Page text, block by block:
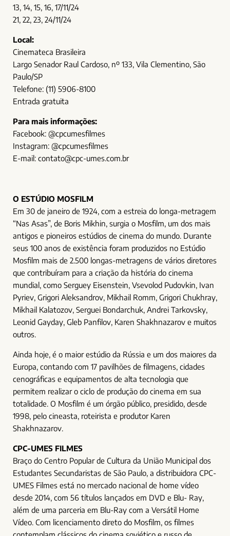
13, 14, 15, 16, 17/11/24
21, 22, 23, 24/11/24
Local:
Cinemateca Brasileira
Largo Senador Raul Cardoso, nº 133, Vila Clementino, São
Paulo/SP
Telefone: (11) 5906-8100
Entrada gratuita
Para mais informações:
Facebook: @cpcumesfilmes
Instagram: @cpcumesfilmes
E-mail: contato@cpc-umes.com.br
O ESTÚDIO MOSFILM
Em 30 de janeiro de 1924, com a estreia do longa-metragem
“Nas Asas”, de Boris Mikhin, surgia o Mosfilm, um dos mais
antigos e pioneiros estúdios de cinema do mundo. Durante
seus 100 anos de existência foram produzidos no Estúdio
Mosfilm mais de 2.500 longas-metragens de vários diretores
que contribuíram para a criação da história do cinema
mundial, como Serguey Eisenstein, Vsevolod Pudovkin, Ivan
Pyriev, Grigori Aleksandrov, Mikhail Romm, Grigori Chukhray,
Mikhail Kalatozov, Serguei Bondarchuk, Andrei Tarkovsky,
Leonid Gayday, Gleb Panfilov, Karen Shakhnazarov e muitos
outros.
Ainda hoje, é o maior estúdio da Rússia e um dos maiores da
Europa, contando com 17 pavilhões de filmagens, cidades
cenográficas e equipamentos de alta tecnologia que
permitem realizar o ciclo de produção do cinema em sua
totalidade. O Mosfilm é um órgão público, presidido, desde
1998, pelo cineasta, roteirista e produtor Karen
Shakhnazarov.
CPC-UMES FILMES
Braço do Centro Popular de Cultura da União Municipal dos
Estudantes Secundaristas de São Paulo, a distribuidora CPC-
UMES Filmes está no mercado nacional de home vídeo
desde 2014, com 56 títulos lançados em DVD e Blu- Ray,
além de uma parceria em Blu-Ray com a Versátil Home
Vídeo. Com licenciamento direto do Mosfilm, os filmes